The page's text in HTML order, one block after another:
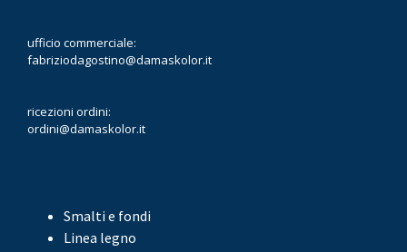
ufficio commerciale:
fabriziodagostino@damaskolor.it
ricezioni ordini:
ordini@damaskolor.it
Smalti e fondi
Linea legno